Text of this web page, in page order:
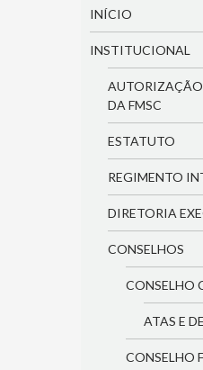
INÍCIO
INSTITUCIONAL
DA FMSC
ESTATUTO
REGIMENTO
DIRETORIA
CONSELHOS
CONSELHO
ATAS E
CONSELHO